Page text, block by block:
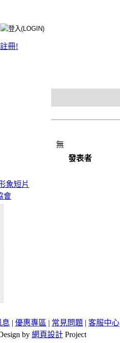
冊!
無
發表者
息 | 優惠專區 | 常見問題 | 客服中心
by 網頁設計 Project